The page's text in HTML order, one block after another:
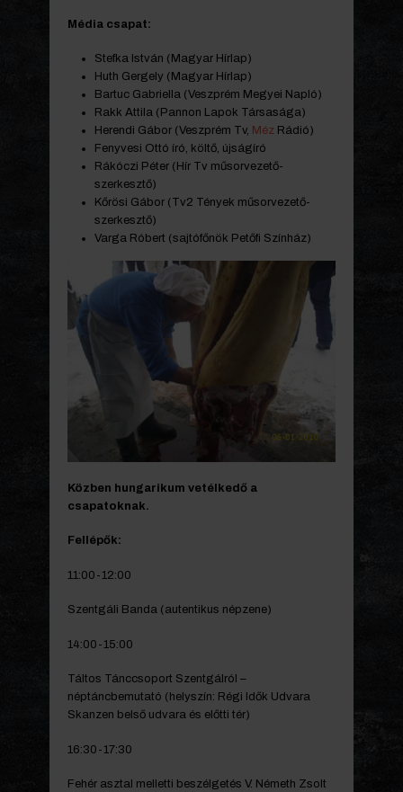
Média csapat:
Stefka István (Magyar Hírlap)
Huth Gergely (Magyar Hírlap)
Bartuc Gabriella (Veszprém Megyei Napló)
Rakk Attila (Pannon Lapok Társasága)
Herendi Gábor (Veszprém Tv, MézRádió)
Fenyvesi Ottó író, költő, újságíró
Rákóczi Péter (Hír Tv műsorvezető-
szerkesztő)
Kőrösi Gábor (Tv2 Tények műsorvezető-
szerkesztő)
Varga Róbert (sajtófőnök Petőfi Színház)
Közben hungarikum vetélkedő a
csapatoknak.
Fellépők:
11:00-12:00
Szentgáli Banda (autentikus népzene)
14:00-15:00
Táltos Tánccsoport Szentgálról –
néptáncbemutató (helyszín: Régi Idők Udvara
Skanzen belső udvara és előtti tér)
16:30-17:30
Fehér asztal melletti beszélgetés V. Németh Zsolt